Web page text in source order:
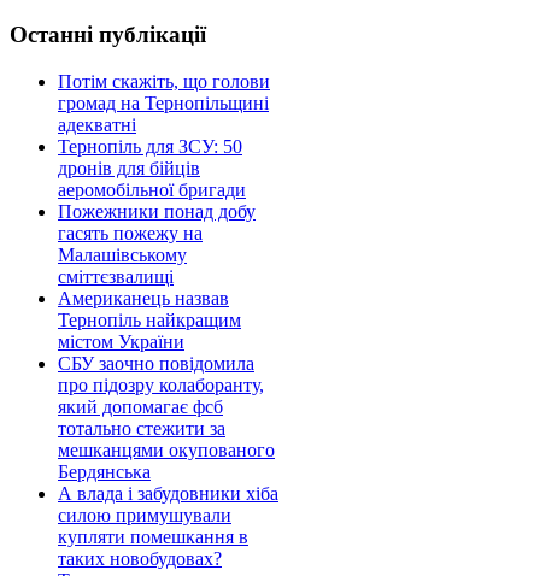
Останні публікації
Потім скажіть, що голови
громад на Тернопільщині
адекватні
Тернопіль для ЗСУ: 50
дронів для бійців
аеромобільної бригади
Пожежники понад добу
гасять пожежу на
Малашівському
сміттєзвалищі
Американець назвав
Тернопіль найкращим
містом України
СБУ заочно повідомила
про підозру колаборанту,
який допомагає фсб
тотально стежити за
мешканцями окупованого
Бердянська
А влада і забудовники хіба
силою примушували
купляти помешкання в
таких новобудовах?